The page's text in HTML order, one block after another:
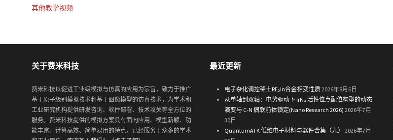
其他教学视频
关于费米科技
费米科技以促进工业级模拟与仿真的应用为宗旨，致力于推广
基于原子级别模拟技术和基于图像模型的仿真技术，为学术和
工业研究机构提供研发咨询、软件部署、技术攻关等全方位的
服务。费米科技提供的模拟方案具有面向应用、模型新颖、功
能丰富、计算高效、简单易用的特点，已经服务于众多的学术
最近更新
电子杂化调控稀土RE₂In合金相变性质2026年8月6日
从单轴到双轴：电势驱动下 IrN₄ 活性位点配位构型的动态
演变与 C-N 偶联前体锁定(Nano Research 2026) 2026年7月
30日
QuantumATK 低维电子材料与器件合集（九）
2026年7月